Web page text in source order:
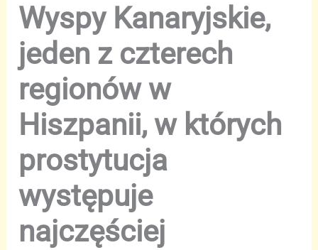
Wyspy Kanaryjskie,
jeden z czterech
regionów w
Hiszpanii, w których
prostytucja
występuje
najczęściej